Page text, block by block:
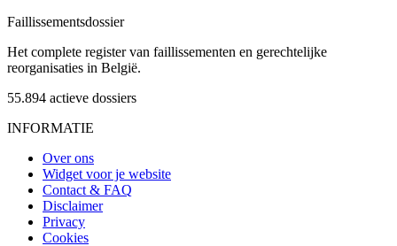
Faillissementsdossier
Het complete register van faillissementen en gerechtelijke
reorganisaties in België.
55.894 actieve dossiers
INFORMATIE
Over ons
Widget voor je website
Contact & FAQ
Disclaimer
Privacy
Cookies